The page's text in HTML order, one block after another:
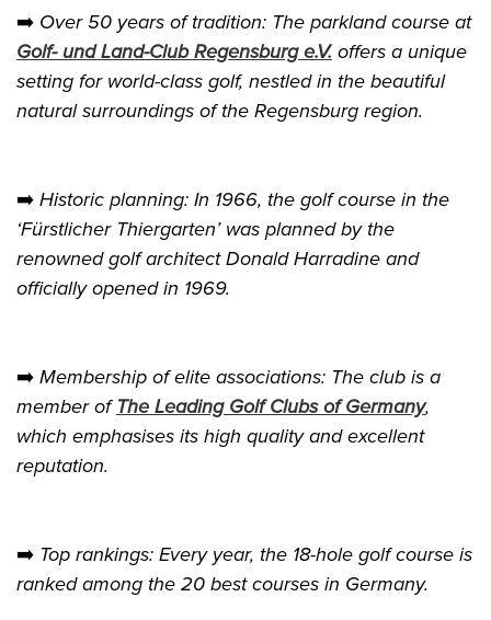
➡️ Over 50 years of tradition: The parkland course at
Golf- und Land-Club Regensburg e.V.offers a unique
setting for world-class golf, nestled in the beautiful
natural surroundings of the Regensburg region.
➡️ Historic planning: In 1966, the golf course in the
‘Fürstlicher Thiergarten’ was planned by the
renowned golf architect Donald Harradine and
officially opened in 1969.
➡️ Membership of elite associations: The club is a
member of The Leading Golf Clubs of Germany,
which emphasises its high quality and excellent
reputation.
➡️ Top rankings: Every year, the 18-hole golf course is
ranked among the 20 best courses in Germany.